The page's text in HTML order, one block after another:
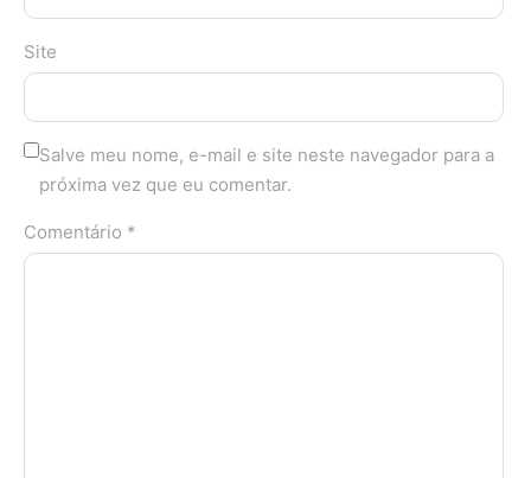
Site
Salve meu nome, e-mail e site neste navegador para a
próxima vez que eu comentar.
Comentário *